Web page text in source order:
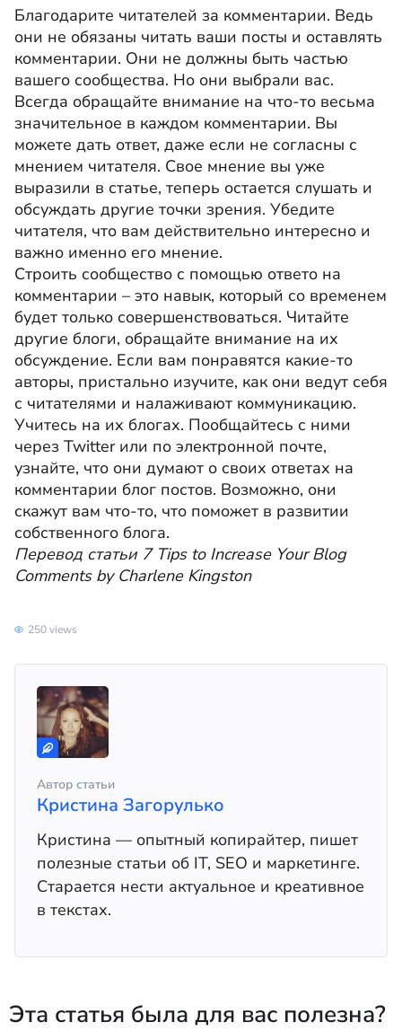
Благодарите читателей за комментарии. Ведь
они не обязаны читать ваши посты и оставлять
комментарии. Они не должны быть частью
вашего сообщества. Но они выбрали вас.
Всегда обращайте внимание на что-то весьма
значительное в каждом комментарии. Вы
можете дать ответ, даже если не согласны с
мнением читателя. Свое мнение вы уже
выразили в статье, теперь остается слушать и
обсуждать другие точки зрения. Убедите
читателя, что вам действительно интересно и
важно именно его мнение.
Строить сообщество с помощью ответо на
комментарии – это навык, который со временем
будет только совершенствоваться. Читайте
другие блоги, обращайте внимание на их
обсуждение. Если вам понравятся какие-то
авторы, пристально изучите, как они ведут себя
с читателями и налаживают коммуникацию.
Учитесь на их блогах. Пообщайтесь с ними
через Twitter или по электронной почте,
узнайте, что они думают о своих ответах на
комментарии блог постов. Возможно, они
скажут вам что-то, что поможет в развитии
собственного блога.
Перевод статьи 7 Tips to Increase Your Blog
Comments by Charlene Kingston
250 views
Автор статьи
Кристина Загорулько
Кристина — опытный копирайтер, пишет
полезные статьи об IT, SEO и маркетинге.
Cтарается нести актуальное и креативное
в текстах.
Эта статья была для вас полезна?